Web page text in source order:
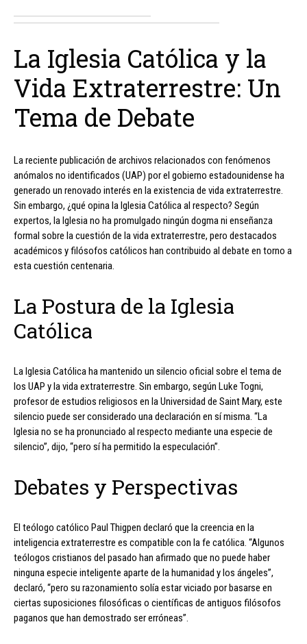
La Iglesia Católica y la
Vida Extraterrestre: Un
Tema de Debate
La reciente publicación de archivos relacionados con fenómenos
anómalos no identificados (UAP) por el gobierno estadounidense ha
generado un renovado interés en la existencia de vida extraterrestre.
Sin embargo, ¿qué opina la Iglesia Católica al respecto? Según
expertos, la Iglesia no ha promulgado ningún dogma ni enseñanza
formal sobre la cuestión de la vida extraterrestre, pero destacados
académicos y filósofos católicos han contribuido al debate en torno a
esta cuestión centenaria.
La Postura de la Iglesia
Católica
La Iglesia Católica ha mantenido un silencio oficial sobre el tema de
los UAP y la vida extraterrestre. Sin embargo, según Luke Togni,
profesor de estudios religiosos en la Universidad de Saint Mary, este
silencio puede ser considerado una declaración en sí misma. “La
Iglesia no se ha pronunciado al respecto mediante una especie de
silencio”, dijo, “pero sí ha permitido la especulación”.
Debates y Perspectivas
El teólogo católico Paul Thigpen declaró que la creencia en la
inteligencia extraterrestre es compatible con la fe católica. “Algunos
teólogos cristianos del pasado han afirmado que no puede haber
ninguna especie inteligente aparte de la humanidad y los ángeles”,
declaró, “pero su razonamiento solía estar viciado por basarse en
ciertas suposiciones filosóficas o científicas de antiguos filósofos
paganos que han demostrado ser erróneas”.